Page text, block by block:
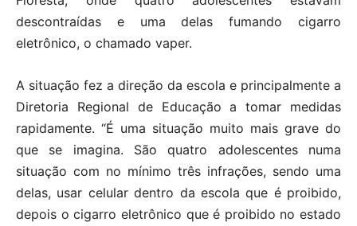
descontraídas e uma delas fumando cigarro
eletrônico, o chamado vaper.
A situação fez a direção da escola e principalmente a
Diretoria Regional de Educação a tomar medidas
rapidamente. “É uma situação muito mais grave do
que se imagina. São quatro adolescentes numa
situação com no mínimo três infrações, sendo uma
delas, usar celular dentro da escola que é proibido,
depois o cigarro eletrônico que é proibido no estado